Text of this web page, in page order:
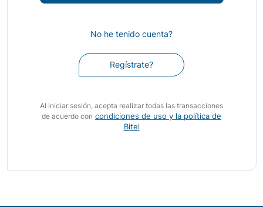
No he tenido cuenta?
Regístrate?
Al iniciar sesión, acepta realizar todas las transacciones
de acuerdo con condiciones de uso y la política de
Bitel